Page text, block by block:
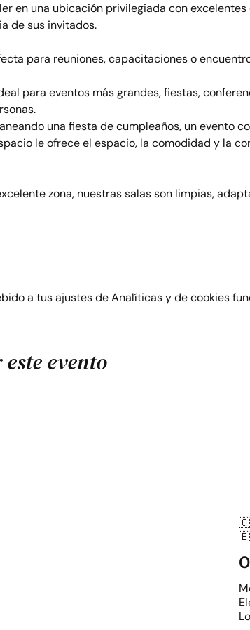
en una ubicación privilegiada con
de sus invitados.
para reuniones, capacitaciones o
para eventos más grandes, fiestas,
una fiesta de cumpleaños, un evento
le ofrece el espacio, la comodidad y la
zona, nuestras salas son limpias,
a tus ajustes de Analíticas y de cookies
evento